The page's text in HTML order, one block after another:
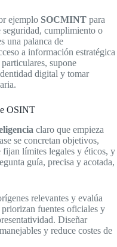
ejemplo SOCMINT para
seguridad, cumplimiento o
una palanca de
a información estratégica
supone
digital y tomar
OSINT
claro que empieza
se concretan objetivos,
fijan límites legales y éticos, y
guía, precisa y acotada,
relevantes y evalúa
fuentes oficiales y
Diseñar
y reduce costes de